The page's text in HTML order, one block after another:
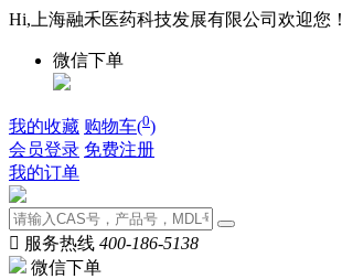
Hi,上海融禾医药科技发展有限公司欢迎您！
微信下单
我的收藏 购物车(0)
会员登录 免费注册
我的订单
 服务热线 400-186-5138
微信下单